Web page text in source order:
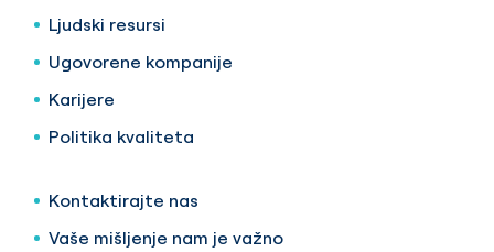
Ljudski resursi
Ugovorene kompanije
Karijere
Politika kvaliteta
Kontaktirajte nas
Vaše mišljenje nam je važno